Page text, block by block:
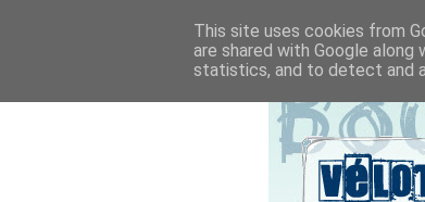
This site uses cookies from
are shared with Google
statistics, and to detect and